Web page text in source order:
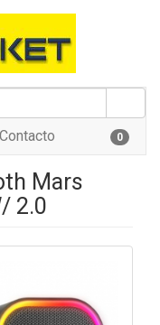
Contacto 0
Mars
2.0